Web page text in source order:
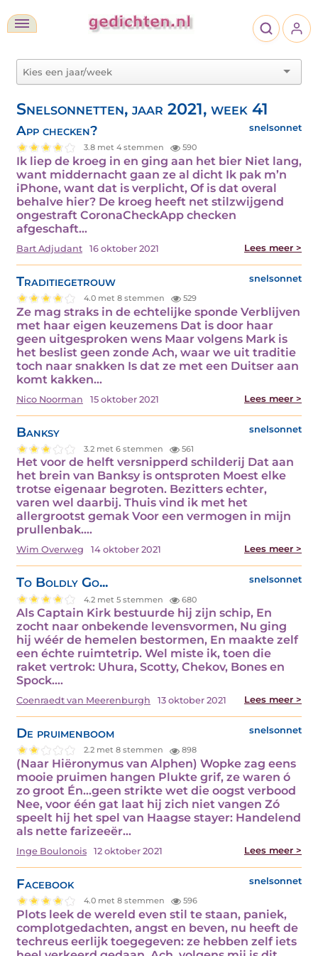
Snelsonnetten, jaar 2021, week 41
App checken? snelsonnet
3.8 met 4 stemmen 590
Ik liep de kroeg in en ging aan het bier Niet lang,
want middernacht gaan ze al dicht Ik pak m’n
iPhone, want dat is verplicht, Of is dat overal
behalve hier? De kroeg heeft net stilzwijgend
ongestraft CoronaCheckApp checken
afgeschaft…
Bart Adjudant 16 oktober 2021 Lees meer >
Traditiegetrouw snelsonnet
4.0 met 8 stemmen 529
Ze mag straks in de echtelijke sponde Verblijven
met haar eigen keuzemens Dat is door haar
geen uitgesproken wens Maar volgens Mark is
het beslist geen zonde Ach, waar we uit traditie
toch naar snakken Is dat ze met een Duitser aan
komt kakken…
Nico Noorman 15 oktober 2021 Lees meer >
Banksy snelsonnet
3.2 met 6 stemmen 561
Het voor de helft versnipperd schilderij Dat aan
het brein van Banksy is ontsproten Moest elke
trotse eigenaar begroten. Bezitters echter,
varen wel daarbij. Thuis vind ik met het
allergrootst gemak Voor een vermogen in mijn
prullenbak.…
Wim Overweg 14 oktober 2021 Lees meer >
To Boldly Go... snelsonnet
4.2 met 5 stemmen 680
Als Captain Kirk bestuurde hij zijn schip, En
zocht naar onbekende levensvormen, Nu ging
hij wéér de hemelen bestormen, En maakte zelf
een échte ruimtetrip. Wel miste ik, toen die
raket vertrok: Uhura, Scotty, Chekov, Bones en
Spock.…
Coenraedt van Meerenburgh 13 oktober 2021 Lees meer >
De pruimenboom snelsonnet
2.2 met 8 stemmen 898
(Naar Hiëronymus van Alphen) Wopke zag eens
mooie pruimen hangen Plukte grif, ze waren ó
zo groot Én…geen strikte wet die oogst verbood
Nee, voor één gat laat hij zich niet vangen Zó
speelt hij het spel van Haagse stayer: Handelend
als nette farizeeër…
Inge Boulonois 12 oktober 2021 Lees meer >
Facebook snelsonnet
4.0 met 8 stemmen 596
Plots leek de wereld even stil te staan, paniek,
complotgedachten, angst en beven, nu heeft de
techreus eerlijk toegegeven: ze hebben zelf iets